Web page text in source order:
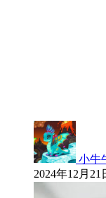
小牛
2024年12月21